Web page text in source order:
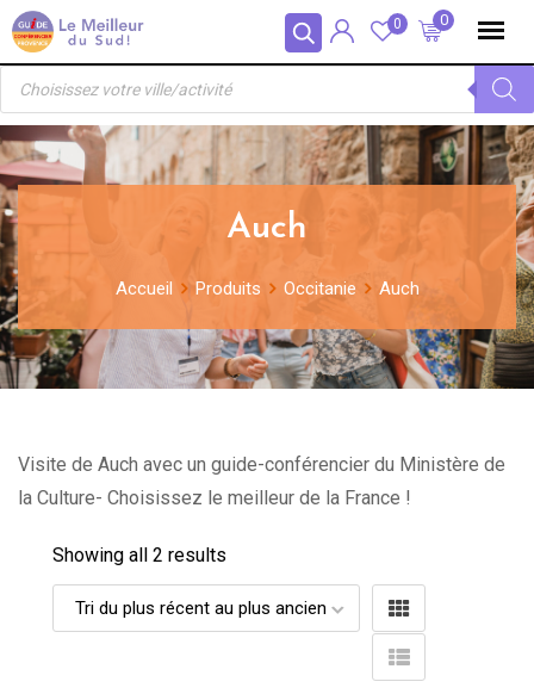
Panneau de gestion des cookies
Skip
to
content
0
0
Recherche
produits
Auch
Accueil Produits Occitanie Auch
Visite de Auch avec un guide-conférencier du Ministère de
la Culture- Choisissez le meilleur de la France !
Showing all 2 results